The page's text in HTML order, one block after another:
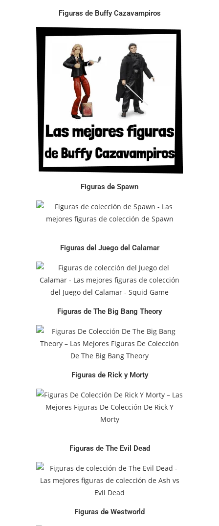
Figuras de Buffy Cazavampiros
Figuras de Spawn
Figuras del Juego del Calamar
Figuras de The Big Bang Theory
Figuras de Rick y Morty
Figuras de The Evil Dead
Figuras de Westworld